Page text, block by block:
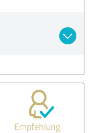
Empfehlung